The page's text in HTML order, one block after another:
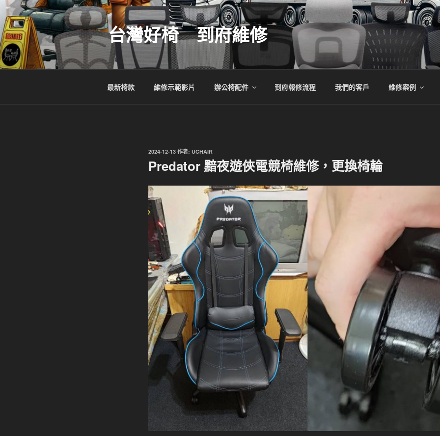
跳
至
主
要
內
容
台灣好椅 到府維修
最新椅款 維修示範影片 辦公椅配件 到府報修流程 我們的客戶 維修案例
發
於
2024-12-13 作者: UCHAIR
Predator 黯夜遊俠電競椅維修，更換椅輪